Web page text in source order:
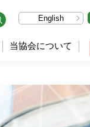
当協会について
English